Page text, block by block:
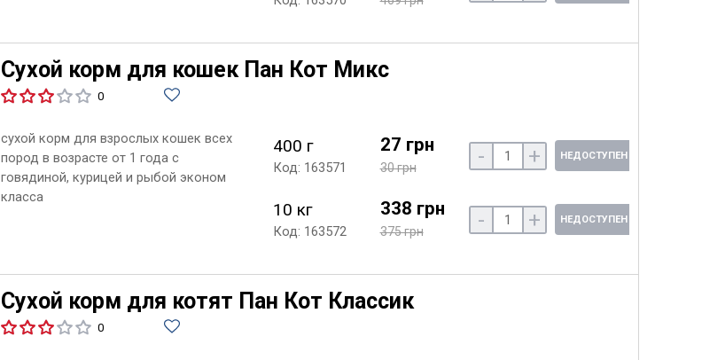
Сухой корм для кошек Пан Кот Микс
0
сухой корм для взрослых кошек всех
пород в возрасте от 1 года с
говядиной, курицей и рыбой эконом
класса
400 г
Код: 163571
27 грн
30 грн - + НЕДОСТУПЕН
10 кг
Код: 163572
338 грн
375 грн - + НЕДОСТУПЕН
Сухой корм для котят Пан Кот Классик
0